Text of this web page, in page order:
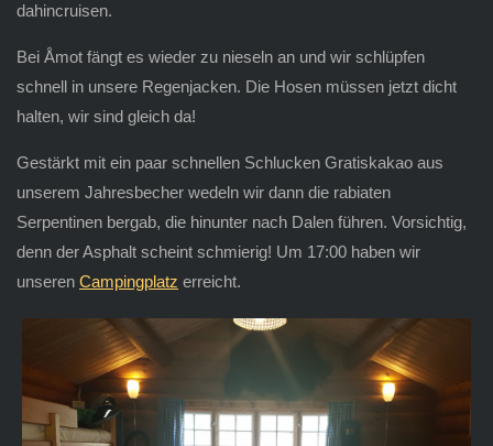
dahincruisen.
Bei Åmot fängt es wieder zu nieseln an und wir schlüpfen
schnell in unsere Regenjacken. Die Hosen müssen jetzt dicht
halten, wir sind gleich da!
Gestärkt mit ein paar schnellen Schlucken Gratiskakao aus
unserem Jahresbecher wedeln wir dann die rabiaten
Serpentinen bergab, die hinunter nach Dalen führen. Vorsichtig,
denn der Asphalt scheint schmierig! Um 17:00 haben wir
unseren Campingplatz erreicht.